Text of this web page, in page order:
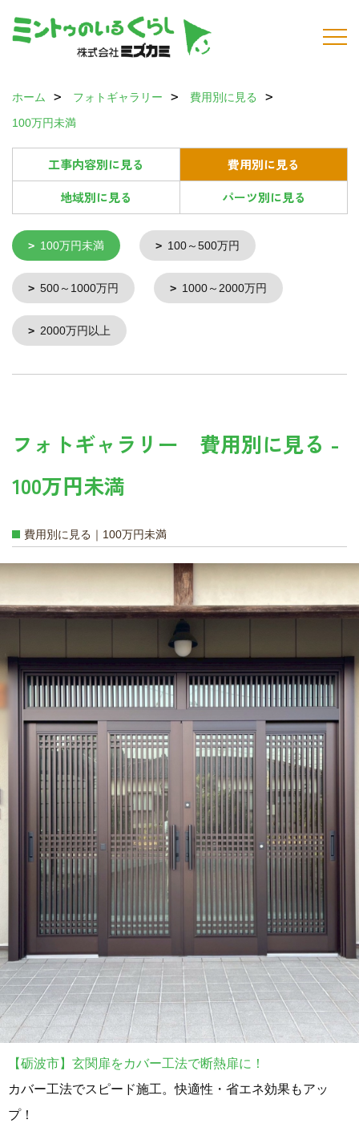
ホーム フォトギャラリー
費用別に見る
100万円未満
工事内容別に見る
費用別に見る
地域別に見る
パーツ別に見る
100万円未満 100～500万円
500～1000万円 1000～2000万円
2000万円以上
フォトギャラリー 費用別に見る -
100万円未満
費用別に見る｜100万円未満
【砺波市】玄関扉をカバー工法で断熱扉に！
カバー工法でスピード施工。快適性・省エネ効果もアッ
プ！